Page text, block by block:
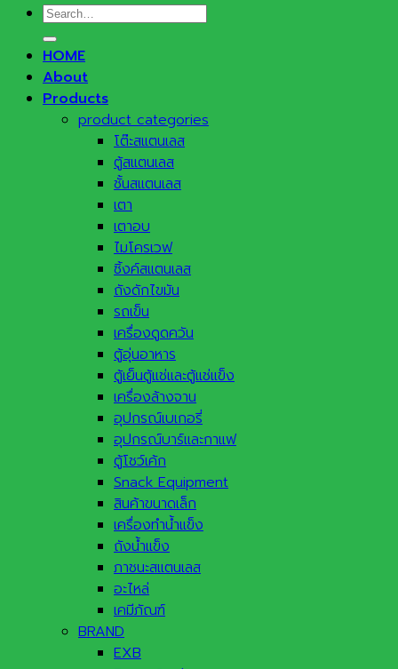
Search
for:
HOME
About
Products
product categories
โต๊ะสแตนเลส
ตู้สแตนเลส
ชั้นสแตนเลส
เตา
เตาอบ
ไมโครเวฟ
ซิ้งค์สแตนเลส
ถังดักไขมัน
รถเข็น
เครื่องดูดควัน
ตู้อุ่นอาหาร
ตู้เย็นตู้แช่และตู้แช่แข็ง
เครื่องล้างจาน
อุปกรณ์เบเกอรี่
อุปกรณ์บาร์และกาแฟ
ตู้โชว์เค้ก
Snack Equipment
สินค้าขนาดเล็ก
เครื่องทำน้ำแข็ง
ถังน้ำแข็ง
ภาชนะสแตนเลส
อะไหล่
เคมีภัณฑ์
BRAND
EXB